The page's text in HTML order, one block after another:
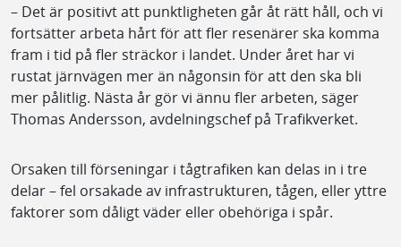
– Det är positivt att punktligheten går åt rätt håll, och vi
fortsätter arbeta hårt för att fler resenärer ska komma
fram i tid på fler sträckor i landet. Under året har vi
rustat järnvägen mer än någonsin för att den ska bli
mer pålitlig. Nästa år gör vi ännu fler arbeten, säger
Thomas Andersson, avdelningschef på Trafikverket.
Orsaken till förseningar i tågtrafiken kan delas in i tre
delar – fel orsakade av infrastrukturen, tågen, eller yttre
faktorer som dåligt väder eller obehöriga i spår.